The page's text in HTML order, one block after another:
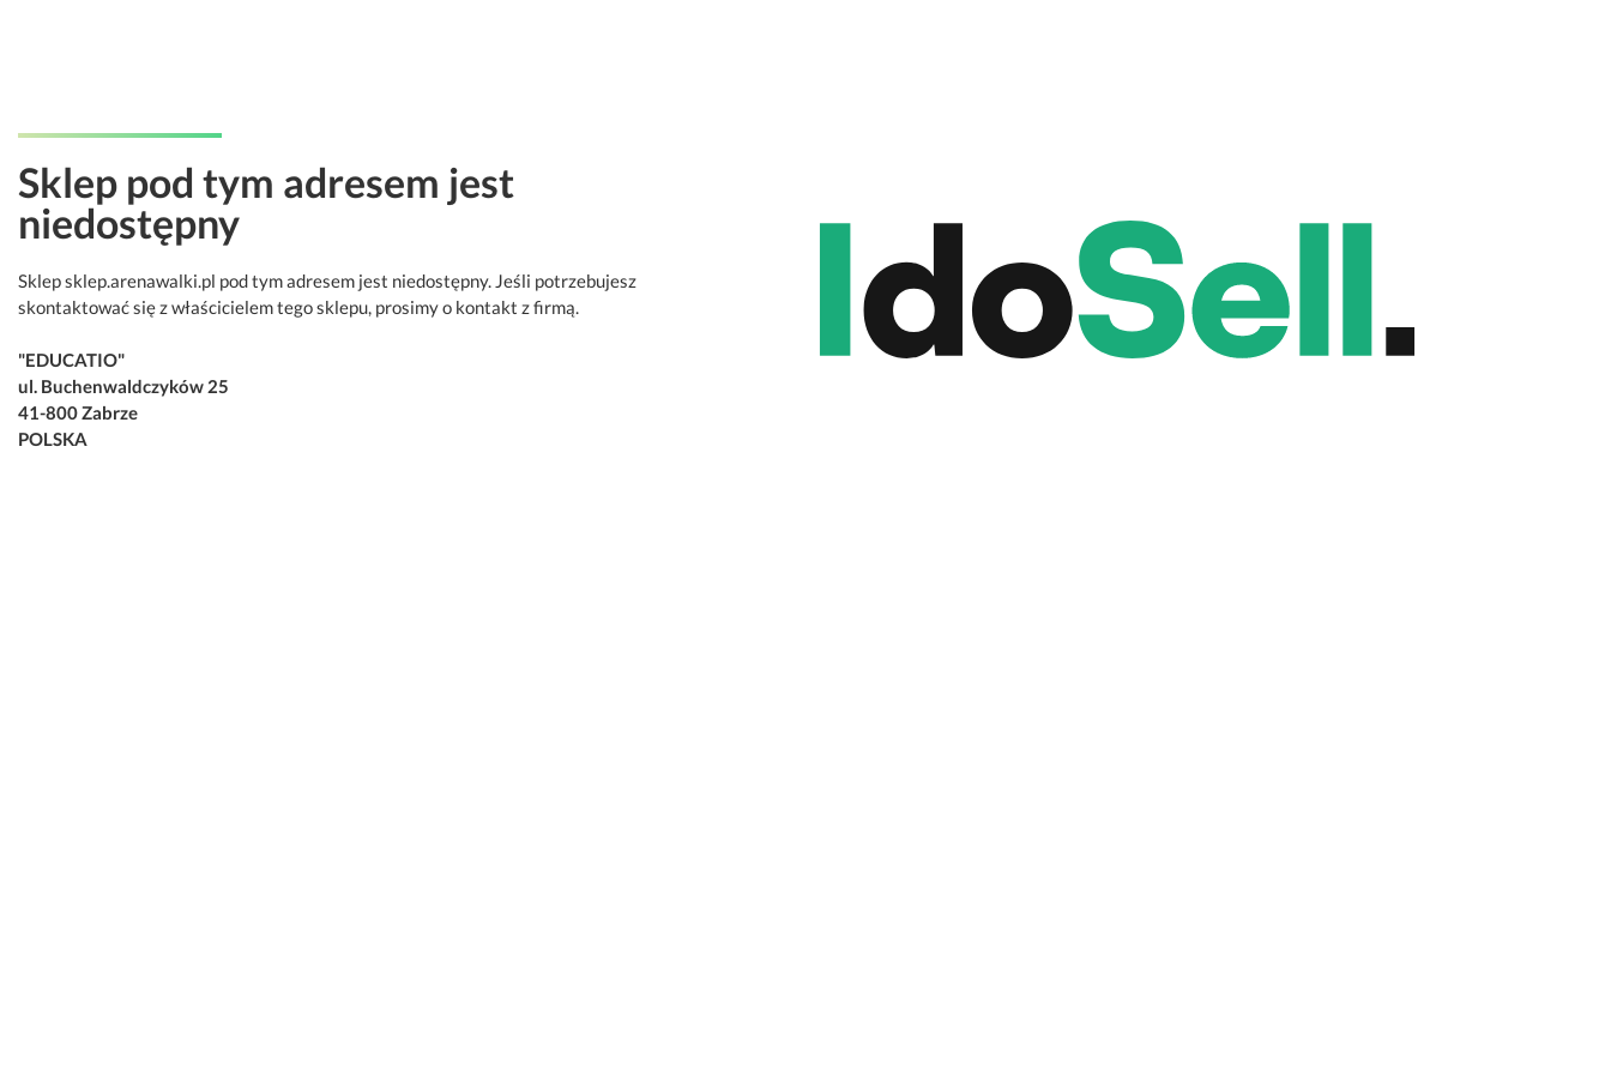
Sklep pod tym adresem jest
niedostępny
Sklep sklep.arenawalki.pl pod tym adresem jest niedostępny. Jeśli potrzebujesz
skontaktować się z właścicielem tego sklepu, prosimy o kontakt z firmą.
"EDUCATIO"
ul. Buchenwaldczyków 25
41-800 Zabrze
POLSKA